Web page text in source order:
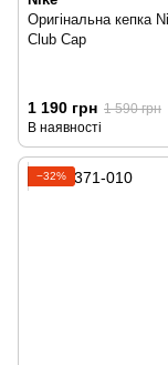
Оригінальна кепка
Club Cap
1 190 грн 1 590 грн
В наявності
−32%